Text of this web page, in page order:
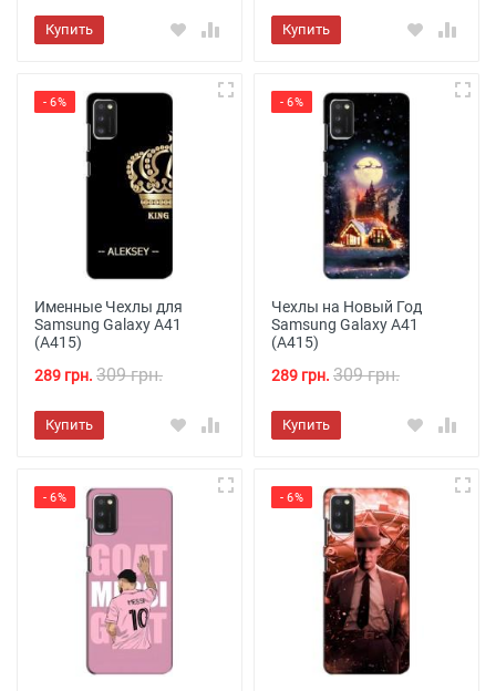
Купить Купить
- 6%
Именные Чехлы для
Samsung Galaxy A41
(A415)
289 грн. 309 грн.
Купить
- 6%
Чехлы на Новый Год
Samsung Galaxy A41
(A415)
289 грн. 309 грн.
Купить
- 6% - 6%